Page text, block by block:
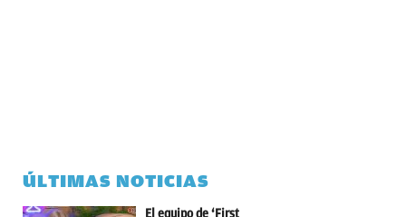
ÚLTIMAS NOTICIAS
El equipo de ‘First